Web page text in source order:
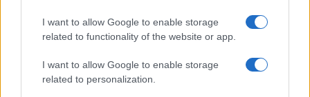
I want to allow Google to enable storage
related to functionality of the website or app.
I want to allow Google to enable storage
related to personalization.
Stride Staked Injective $16.49
Vested XOR